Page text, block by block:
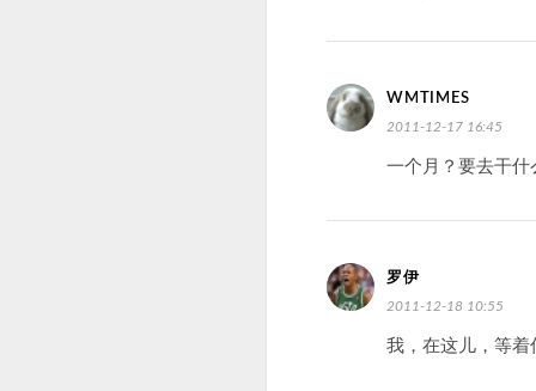
WMTIMES
2011-12-17 16:45
一个月？要去干什
罗伊
2011-12-18 10:55
我，在这儿，等着